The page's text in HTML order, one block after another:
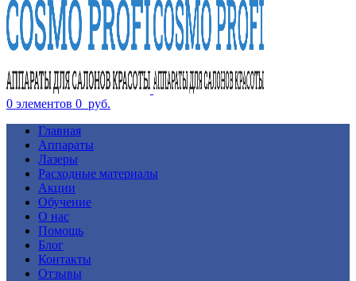
0 элементов 0 руб.
Главная
Аппараты
Лазеры
Расходные материалы
Акции
Обучение
О нас
Помощь
Блог
Контакты
Отзывы